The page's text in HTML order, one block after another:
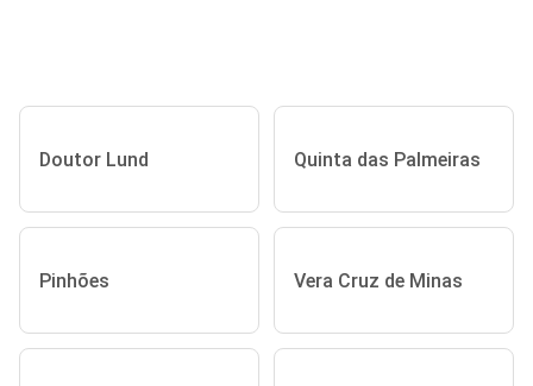
Doutor Lund Quinta das Palmeiras
Pinhões Vera Cruz de Minas